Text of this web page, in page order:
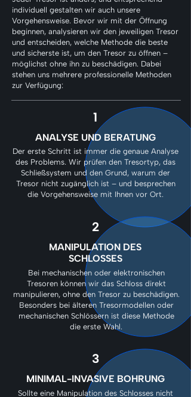
individuell gestalten wir auch unsere
Vorgehensweise. Bevor wir mit der Öffnung
beginnen, analysieren wir den jeweiligen Tresor
und entscheiden, welche Methode die beste
und sicherste ist, um den Tresor zu öffnen –
möglichst ohne ihn zu beschädigen. Dabei
stehen uns mehrere professionelle Methoden
zur Verfügung:
1
ANALYSE UND BERATUNG
Der erste Schritt ist immer die genaue Analyse
des Problems. Wir prüfen den Tresortyp, das
Schließsystem und den Grund, warum der
Tresor nicht zugänglich ist – und besprechen
die Vorgehensweise mit Ihnen vor Ort.
2
MANIPULATION DES
SCHLOSSES
Bei mechanischen oder elektronischen
Tresoren können wir das Schloss direkt
manipulieren, ohne den Tresor zu beschädigen.
Besonders bei älteren Tresormodellen oder
mechanischen Schlössern ist diese Methode
die erste Wahl.
3
MINIMAL-INVASIVE BOHRUNG
Sollte eine Manipulation des Schlosses nicht